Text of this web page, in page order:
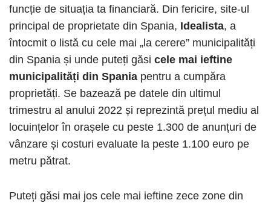
funcție de situația ta financiară. Din fericire, site-ul
principal de proprietate din Spania, Idealista, a
întocmit o listă cu cele mai „la cerere” municipalități
din Spania și unde puteți găsi cele mai ieftine
municipalități din Spania pentru a cumpăra
proprietăți. Se bazează pe datele din ultimul
trimestru al anului 2022 și reprezintă prețul mediu al
locuințelor în orașele cu peste 1.300 de anunțuri de
vânzare și costuri evaluate la peste 1.100 euro pe
metru pătrat.
Puteți găsi mai jos cele mai ieftine zece zone din